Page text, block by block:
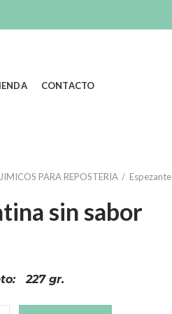
CONTACTO
PARA REPOSTERIA Espezante
sin sabor
227 gr.